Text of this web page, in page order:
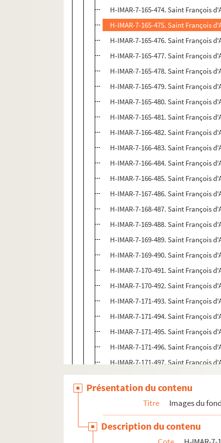
H-IMAR-7-165-474. Saint François
H-IMAR-7-165-475. Saint François
H-IMAR-7-165-476. Saint François
H-IMAR-7-165-477. Saint François
H-IMAR-7-165-478. Saint François
H-IMAR-7-165-479. Saint François
H-IMAR-7-165-480. Saint François
H-IMAR-7-165-481. Saint François
H-IMAR-7-166-482. Saint François
H-IMAR-7-166-483. Saint François
H-IMAR-7-166-484. Saint François
H-IMAR-7-166-485. Saint François
H-IMAR-7-167-486. Saint François
H-IMAR-7-168-487. Saint François
H-IMAR-7-169-488. Saint François
H-IMAR-7-169-489. Saint François
H-IMAR-7-169-490. Saint François
H-IMAR-7-170-491. Saint François
H-IMAR-7-170-492. Saint François
H-IMAR-7-171-493. Saint François
H-IMAR-7-171-494. Saint François
H-IMAR-7-171-495. Saint François
H-IMAR-7-171-496. Saint François
H-IMAR-7-171-497. Saint François
H-IMAR-7-171-498. Saint François
H-IMAR-7-171-499. Saint François
H-IMAR-7-172-500. Saint François
H-IMAR-7-172-501. Saint François
H-IMAR-7-172-502. Saint François
Présentation du contenu
Titre Images du
Description du contenu